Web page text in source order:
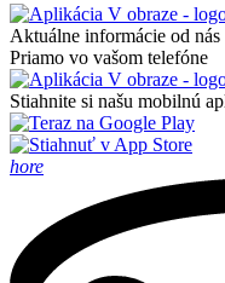
Aktuálne informácie od nás
Priamo vo vašom telefóne
Stiahnite si našu mobilnú
hore